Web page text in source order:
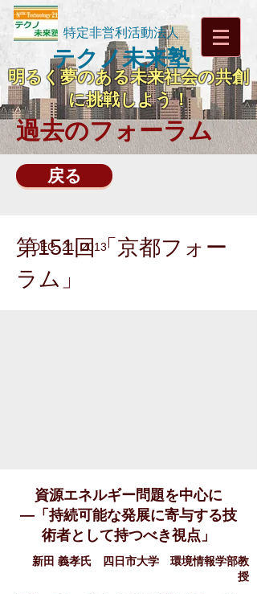
特定非営利活動法人
テクノ未来塾
明るく夢のある未来社会の共創
に挑戦しよう！
過去のフォーラム
戻る
第151回「京都フォー
ラム」
DEC. 21, 2013
資源エネルギー問題を中心に
―「持続可能な発展に寄与する技
術者として持つべき視点」
新田 義孝氏 四日市大学 環境情報学部教
授